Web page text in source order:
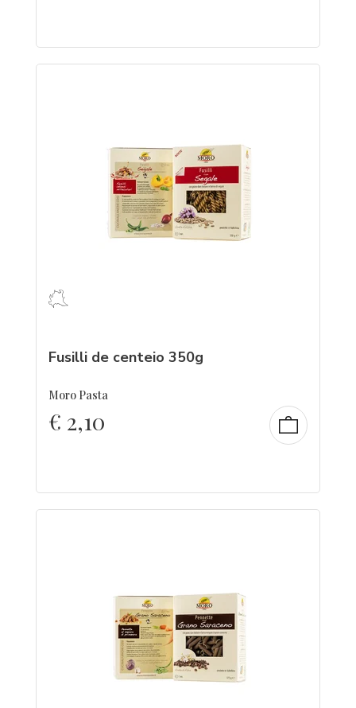
Fusilli de centeio 350g
Moro Pasta
€ 2,10